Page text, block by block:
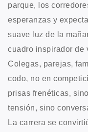
parque, los
esperanzas y
suave luz de la
cuadro inspirador de
Colegas, parejas,
codo, no en
prisas frenéticas,
tensión, sino
La carrera se